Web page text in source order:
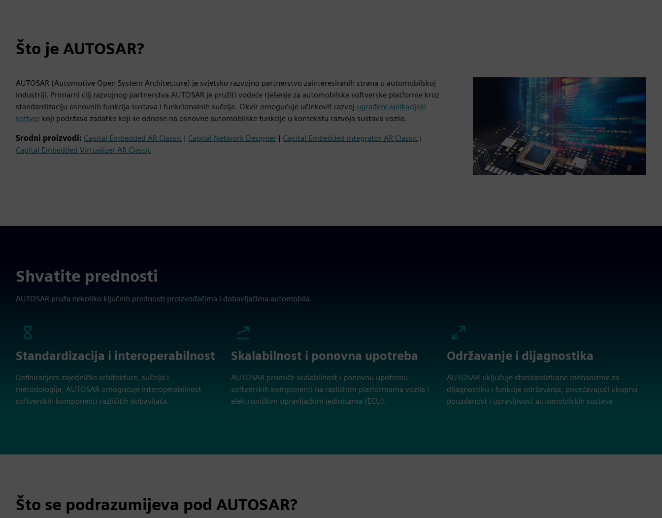
Što je AUTOSAR?
AUTOSAR (Automotive Open System Architecture) je svjetsko razvojno partnerstvo zainteresiranih strana u automobilskoj
industriji. Primarni cilj razvojnog partnerstva AUTOSAR je pružiti vodeće rješenje za automobilske softverske platforme kroz
standardizaciju osnovnih funkcija sustava i funkcionalnih sučelja. Okvir omogućuje učinkovit razvoj ugrađeni aplikacijski
softver koji podržava zadatke koji se odnose na osnovne automobilske funkcije u kontekstu razvoja sustava vozila.
Srodni proizvodi: Capital Embedded AR Classic | Capital Network Designer | Capital Embedded Integrator AR Classic |
Capital Embedded Virtualizer AR Classic
Shvatite prednosti
AUTOSAR pruža nekoliko ključnih prednosti proizvođačima i dobavljačima automobila.
Standardizacija i interoperabilnost
Definiranjem zajedničke arhitekture, sučelja i
metodologija, AUTOSAR omogućuje interoperabilnost
softverskih komponenti različitih dobavljača.
Skalabilnost i ponovna upotreba
AUTOSAR promiče skalabilnost i ponovnu upotrebu
softverskih komponenti na različitim platformama vozila i
elektroničkim upravljačkim jedinicama (ECU).
Održavanje i dijagnostika
AUTOSAR uključuje standardizirane mehanizme za
dijagnostiku i funkcije održavanja, povećavajući ukupnu
pouzdanost i upravljivost automobilskih sustava.
Što se podrazumijeva pod AUTOSAR?